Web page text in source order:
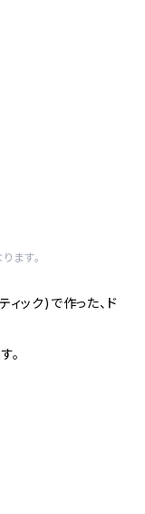
ます。
ィック)で作った、ド
。